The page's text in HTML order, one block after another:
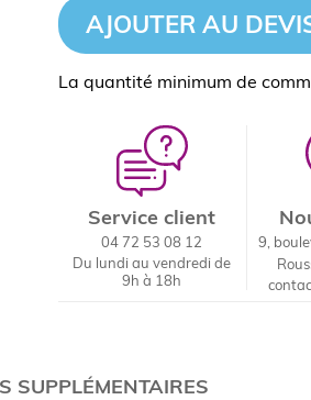
AJOUTER AU
La quantité minimum de
Service client
04 72 53 08 12
Du lundi au vendredi de
9h à 18h
9,
SUPPLÉMENTAIRES